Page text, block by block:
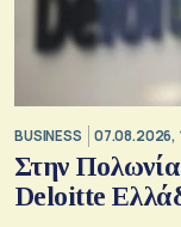
BUSINESS 07.08.2026,
Στην
Deloitte